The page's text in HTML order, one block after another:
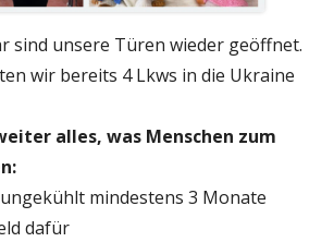
sind unsere Türen wieder geöffnet.
wir bereits 4 Lkws in die Ukraine
alles, was Menschen zum
mindestens 3 Monate
dafür